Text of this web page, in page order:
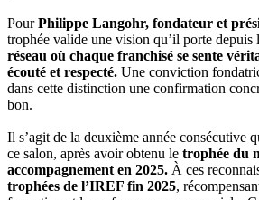
PourPhilippe Langohr, fondateur et
trophée valide une vision qu’il porte depuis
réseau où chaque franchisé se sente
écouté et respecté. Une conviction
dans cette distinction une confirmation
bon.
Il s’agit de la deuxième année consécutive
ce salon, après avoir obtenu le trophée du
accompagnement en 2025. À ces
trophées de l’IREF fin 2025,